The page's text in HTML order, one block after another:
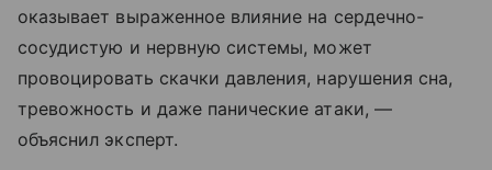
оказывает выраженное влияние на сердечно-
сосудистую и нервную системы, может
провоцировать скачки давления, нарушения сна,
тревожность и даже панические атаки, —
объяснил эксперт.